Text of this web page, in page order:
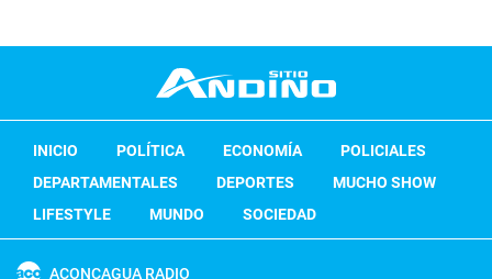
INICIO POLÍTICA ECONOMÍA
POLICIALES
DEPARTAMENTALES
DEPORTES
MUCHO SHOW
LIFESTYLE
MUNDO SOCIEDAD
ACONCAGUA RADIO